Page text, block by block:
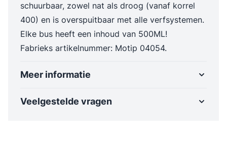
schuurbaar, zowel nat als droog (vanaf korrel
400) en is overspuitbaar met alle verfsystemen.
Elke bus heeft een inhoud van 500ML!
Fabrieks artikelnummer: Motip 04054.
Meer informatie
Veelgestelde vragen